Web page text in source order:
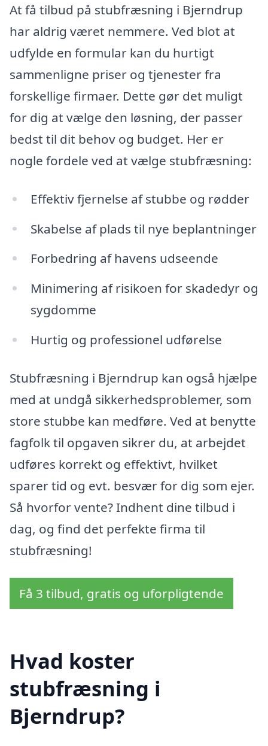
At få tilbud på stubfræsning i Bjerndrup
har aldrig været nemmere. Ved blot at
udfylde en formular kan du hurtigt
sammenligne priser og tjenester fra
forskellige firmaer. Dette gør det muligt
for dig at vælge den løsning, der passer
bedst til dit behov og budget. Her er
nogle fordele ved at vælge stubfræsning:
Effektiv fjernelse af stubbe og rødder
Skabelse af plads til nye beplantninger
Forbedring af havens udseende
Minimering af risikoen for skadedyr og
sygdomme
Hurtig og professionel udførelse
Stubfræsning i Bjerndrup kan også hjælpe
med at undgå sikkerhedsproblemer, som
store stubbe kan medføre. Ved at benytte
fagfolk til opgaven sikrer du, at arbejdet
udføres korrekt og effektivt, hvilket
sparer tid og evt. besvær for dig som ejer.
Så hvorfor vente? Indhent dine tilbud i
dag, og find det perfekte firma til
stubfræsning!
Få 3 tilbud, gratis og uforpligtende
Hvad koster
stubfræsning i
Bjerndrup?